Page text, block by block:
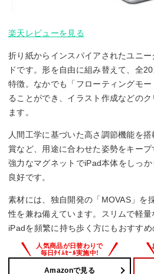
楽天レビューを見る
折り紙からインスパイアされたユニ
ドです。形を自由に組み替えて、全
特徴。なかでも「フローティングモ
ることができ、イラスト作成などの
ます。
人間工学に基づいた高さ調節機能を
賞など、用途に合わせた姿勢をキープ
強力なマグネットでiPad本体をしっ
良好です。
素材には、独自開発の「MOVAS」を
性を兼ね備えています。スリムで軽量
iPadを頻繁に持ち歩く方にもおすすめ
Amazonで見る